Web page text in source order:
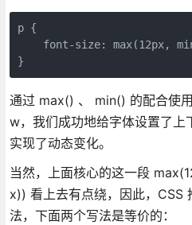
p {
font-size: max(12px,
}
通过 max() 、 min() 的配合使
w，我们成功地给字体设置了上
实现了动态变化。
当然，上面核心的这一段
x)) 看上去有点绕，因此，CSS
法，下面两个写法是等价的：